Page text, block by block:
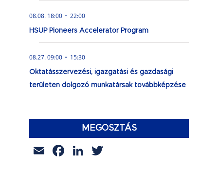
08.08. 18:00 - 22:00
HSUP Pioneers Accelerator Program
08.27. 09:00 - 15:30
Oktatásszervezési, igazgatási és gazdasági
területen dolgozó munkatársak továbbképzése
MEGOSZTÁS
EmailFacebook
LinkedIn